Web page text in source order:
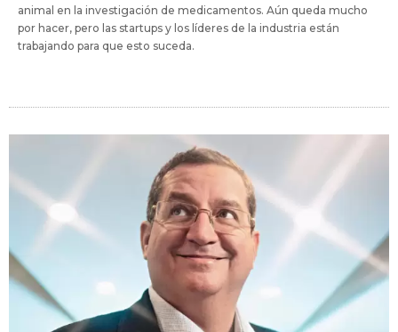
animal en la investigación de medicamentos. Aún queda mucho
por hacer, pero las startups y los líderes de la industria están
trabajando para que esto suceda.